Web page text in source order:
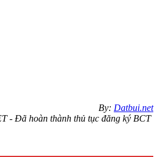
By: Datbui.net
- Đã hoàn thành thủ tục đăng ký BCT